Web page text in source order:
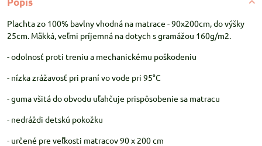
Plachta zo 100% bavlny vhodná na matrace - 90x200cm, do výšky
25cm. Mäkká, veľmi príjemná na dotych s gramážou 160g/m2.
- odolnosť proti treniu a mechanickému poškodeniu
- nízka zrážavosť pri praní vo vode pri 95°C
- guma všitá do obvodu uľahčuje prispôsobenie sa matracu
- nedráždi detskú pokožku
- určené pre veľkosti matracov 90 x 200 cm